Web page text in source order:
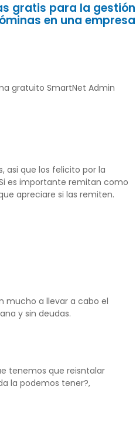
gratis para la gestión
en una empresa
gratuito SmartNet Admin
asi que los felicito por la
es importante remitan como
apreciare si las remiten.
mucho a llevar a cabo el
y sin deudas.
tenemos que reisntalar
la podemos tener?,